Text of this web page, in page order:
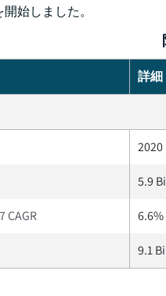
始しました。
詳細
2020
5.9
CAGR 6.6%
9.1